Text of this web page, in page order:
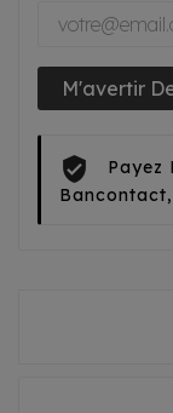
M'avertir
Payez